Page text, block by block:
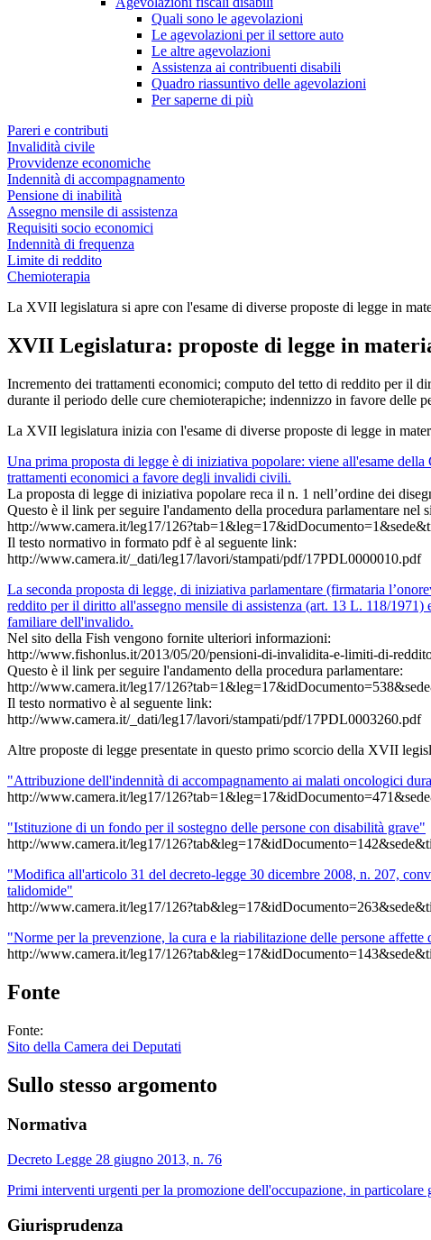
Quali sono le agevolazioni
Le agevolazioni per il settore auto
Le altre agevolazioni
Assistenza ai contribuenti disabili
Quadro riassuntivo delle agevolazioni
Per saperne di più
Pareri e contributi
Invalidità civile
Provvidenze economiche
Indennità di accompagnamento
Pensione di inabilità
Assegno mensile di assistenza
Requisiti socio economici
Indennità di frequenza
Limite di reddito
Chemioterapia
La XVII legislatura si apre con l'esame di diverse proposte di legge in
XVII Legislatura: proposte di legge in
XVII Legislatura: proposte di legge in
Incremento dei trattamenti economici; computo del tetto di reddito per il
durante il periodo delle cure chemioterapiche; indennizzo in favore delle
La XVII legislatura inizia con l'esame di diverse proposte di legge in
Una prima proposta di legge è di iniziativa popolare: viene all'esame
trattamenti economici a favore degli invalidi civili.
La proposta di legge di iniziativa popolare reca il n. 1 nell’ordine dei
Questo è il link per seguire l'andamento della procedura parlamentare nel
http://www.camera.it/leg17/
Il testo normativo in formato pdf è al seguente link:
http://www.camera.it/_dati/leg17/lavori/stampati/pdf/17PDL0000010.pdf
La seconda proposta di legge, di iniziativa parlamentare (firmataria
reddito per il diritto all'assegno mensile di assistenza (art. 13 L. 118/
familiare dell'invalido.
Nel sito della Fish vengono fornite ulteriori informazioni:
http://www.fishonlus.it/2013/05/20/pensioni-di-invalidita-e-limiti-di-
Questo è il link per seguire l'andamento della procedura parlamentare:
http://www.camera.it/leg17/
Il testo normativo è al seguente link:
http://www.camera.it/_dati/leg17/lavori/stampati/pdf/17PDL0003260.pdf
Altre proposte di legge presentate in questo primo scorcio della XVII
"Attribuzione dell'indennità di accompagnamento ai malati oncologici
http://www.camera.it/leg17/
"Istituzione di un fondo per il sostegno delle persone con disabilità grave"
http://www.camera.it/leg17/
"Modifica all'articolo 31 del decreto-legge 30 dicembre 2008, n. 207,
talidomide"
http://www.camera.it/leg17/
"Norme per la prevenzione, la cura e la riabilitazione delle persone
http://www.camera.it/leg17/
Fonte
Fonte:
Sito della Camera dei Deputati
Sullo stesso argomento
Normativa
Decreto Legge 28 giugno 2013, n. 76
Primi interventi urgenti per la promozione dell'occupazione, in
Giurisprudenza